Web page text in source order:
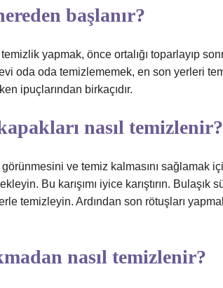
başlanır?
yapmak, önce ortalığı toparlayıp
oda oda temizlememek, en son yerleri
ipuçlarından birkaçıdır.
nasıl temizlenir?
ve temiz kalmasını sağlamak
Bu karışımı iyice karıştırın. Bulaşık
temizleyin. Ardından son rötuşları
nasıl temizlenir?